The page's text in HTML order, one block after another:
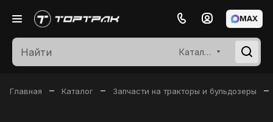
Каталог
MAX
Главная – Каталог – Запчасти на тракторы и бульдозеры –